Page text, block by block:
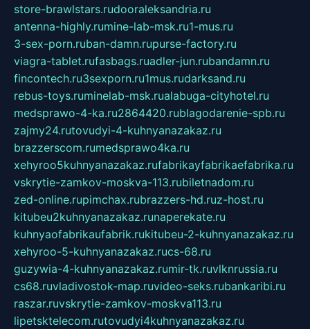
store-brawlstars.rudooraleksandria.ru
antenna-highly.rumine-lab-msk.ru1-mus.ru
3-sex-porn.ruban-damn.rupurse-factory.ru
viagra-tablet.rufasbags.ruadler-jun.rubandamn.ru
fincontech.ru3sexporn.ru1mus.rudarksand.ru
rebus-toys.ruminelab-msk.rualabuga-cityhotel.ru
medsprawo-4-ka.ru2864420.rublagodarenie-spb.ru
zajmy24.rutovudyi-4-kuhnyanazakaz.ru
brazzerscom.rumedsprawo4ka.ru
xehyroo5kuhnyanazakaz.rufabrikayfabrikaefabrika.ru
vskrytie-zamkov-moskva-113.rubiletnadom.ru
zed-online.rupimchax.rubrazzers-hd.ruz-host.ru
kitubeu2kuhnyanazakaz.runaperekate.ru
kuhnyaofabrikaufabrik.rukitubeu-2-kuhnyanazakaz.ru
xehyroo-5-kuhnyanazakaz.rucs-68.ru
guzywia-4-kuhnyanazakaz.rumir-tk.ruvlknrussia.ru
cs68.ruvladivostok-map.ruvideo-seks.rubankaribi.ru
raszar.ruvskrytie-zamkov-moskva113.ru
lipetsktelecom.rutovudyi4kuhnyanazakaz.ru